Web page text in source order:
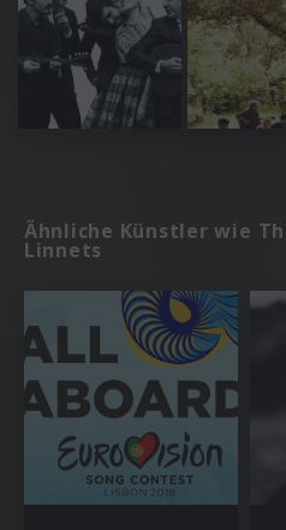
Ähnliche Künstler wie
Linnets